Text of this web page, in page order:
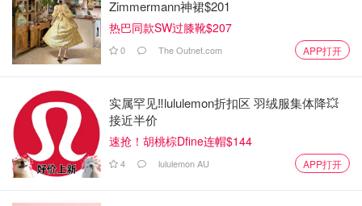
Zimmermann神裙$201
热巴同款SW过膝靴$207
0 The Outnet.com APP打开
实属罕见‼️lululemon折扣区 羽绒服集体降💥
接近半价
速抢！胡桃棕Dfine连帽$144
4 lululemon AU APP打开